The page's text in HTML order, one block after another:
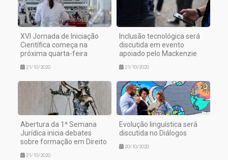
XVI Jornada de Iniciação
Científica começa na
próxima quarta-feira
21/10/2020
Inclusão tecnológica será
discutida em evento
apoiado pelo Mackenzie
21/10/2020
Abertura da 1ª Semana
Jurídica inicia debates
sobre formação em Direito
21/10/2020
Evolução linguística será
discutida no Diálogos
20/10/2020